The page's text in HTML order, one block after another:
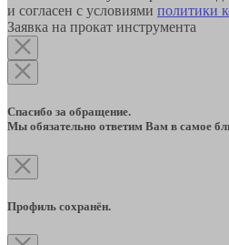
и согласен с условиями политики
Заявка на прокат инструмента
Спасибо за обращение.
Мы обязательно ответим Вам в самое
Профиль сохранён.